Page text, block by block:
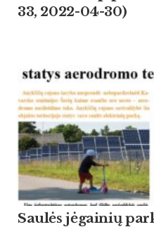
33, 2022-04-30)
Saulės jėgainių